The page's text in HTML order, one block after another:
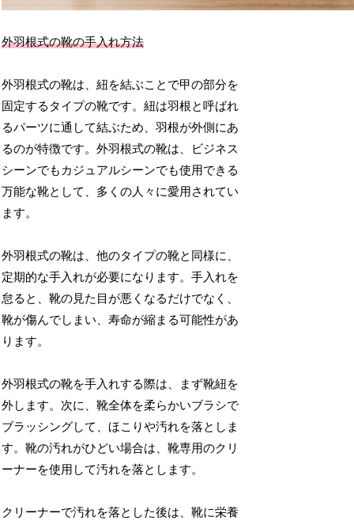
外羽根式の靴の手入れ方法
外羽根式の靴は、紐を結ぶことで甲の部分を
固定するタイプの靴です。紐は羽根と呼ばれ
るパーツに通して結ぶため、羽根が外側にあ
るのが特徴です。外羽根式の靴は、ビジネス
シーンでもカジュアルシーンでも使用できる
万能な靴として、多くの人々に愛用されてい
ます。
外羽根式の靴は、他のタイプの靴と同様に、
定期的な手入れが必要になります。手入れを
怠ると、靴の見た目が悪くなるだけでなく、
靴が傷んでしまい、寿命が縮まる可能性があ
ります。
外羽根式の靴を手入れする際は、まず靴紐を
外します。次に、靴全体を柔らかいブラシで
ブラッシングして、ほこりや汚れを落としま
す。靴の汚れがひどい場合は、靴専用のクリ
ーナーを使用して汚れを落とします。
クリーナーで汚れを落とした後は、靴に栄養